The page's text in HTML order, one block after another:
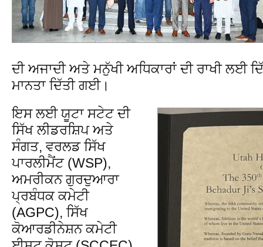
ਦੀ ਅਜਾਦੀ ਅਤੇ ਮਨੁੱਖੀ ਅਧਿਕਾਰਾਂ ਦੀ ਰਾਖੀ ਲਈ
ਮਾਨਤਾ ਦਿੱਤੀ ਗਈ।
ਇਸ ਲਈ ਯੂਟਾ ਸਟੇਟ ਦੀ
ਸਿੱਖ ਲੀਡਰਸ਼ਿਪ ਅਤੇ
ਸੰਗਤ, ਵਰਲਡ ਸਿੱਖ
ਪਾਰਲੀਮੈਂਟ (WSP),
ਅਮਰੀਕਨ ਗੁਰਦੁਆਰਾ
ਪ੍ਰਬੰਧਕ ਕਮੇਟੀ
(AGPC), ਸਿੱਖ
ਕੋਆਰਡੀਨੇਸ਼ਨ ਕਮੇਟੀ